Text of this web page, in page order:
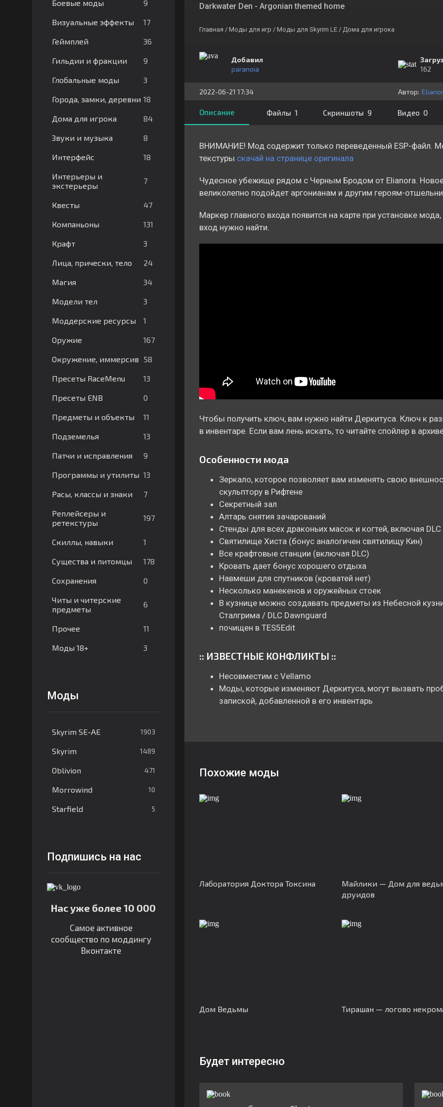
Боевые моды 9
Визуальные эффекты 17
Геймплей 36
Гильдии и фракции 9
Глобальные моды 3
Города, замки, деревни 18
Дома для игрока 84
Звуки и музыка 8
Интерфейс 18
Интерьеры и
экстерьеры
7
Квесты 47
Компаньоны 131
Крафт 3
Лица, прически, тело 24
Магия 34
Модели тел 3
Моддерские ресурсы 1
Оружие 167
Окружение, иммерсив 58
Пресеты RaceMenu 13
Пресеты ENB 0
Предметы и объекты 11
Подземелья 13
Патчи и исправления 9
Программы и утилиты 13
Расы, классы и знаки 7
Реплейсеры и
ретекстуры
197
Скиллы, навыки 1
Существа и питомцы 178
Сохранения 0
Читы и читерские
предметы
6
Прочее 11
Моды 18+ 3
Моды
Skyrim SE-AE 1903
Skyrim 1489
Oblivion 471
Morrowind 10
Starfield 5
Подпишись на нас
Нас уже более 10 000
Самое активное
сообщество по моддингу
Вконтакте
Darkwater Den - Argonian themed home
Главная / Моды для игр / Моды для Skyrim LE / Дома для игрока
Добавил
paranoia
162
2022-06-21 17:34 Автор:
Описание Файлы 1 Скриншоты 9 Видео 0
ВНИМАНИЕ! Мод содержит только переведенный ESP-файл.
текстуры скачай на странице оригинала
Чудесное убежище рядом с Черным Бродом от Elianora.
великолепно подойдет аргонианам и другим героям-
Маркер главного входа появится на карте при установке
вход нужно найти.
Чтобы получить ключ, вам нужно найти Деркитуса. Ключ к
в инвентаре. Если вам лень искать, то читайте спойлер в
Особенности мода
Зеркало, которое позволяет вам изменять свою
скульптору в Рифтене
Секретный зал
Алтарь снятия зачарований
Стенды для всех драконьих масок и когтей, включая DLC
Святилище Хиста (бонус аналогичен святилищу Кин)
Все крафтовые станции (включая DLC)
Кровать дает бонус хорошего отдыха
Навмеши для спутников (кроватей нет)
Несколько манекенов и оружейных стоек
В кузнице можно создавать предметы из Небесной
Сталгрима / DLC Dawnguard
почищен в TES5Edit
:: ИЗВЕСТНЫЕ КОНФЛИКТЫ ::
Несовместим с Vellamo
Моды, которые изменяют Деркитуса, могут вызвать
запиской, добавленной в его инвентарь
Похожие моды
Лаборатория Доктора Токсина
Майлики — Дом для
друидов
Дом Ведьмы Тирашан — логово
Будет интересно